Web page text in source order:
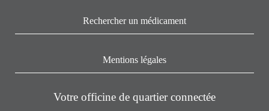
Rechercher un médicament
Mentions légales
Votre officine de quartier connectée